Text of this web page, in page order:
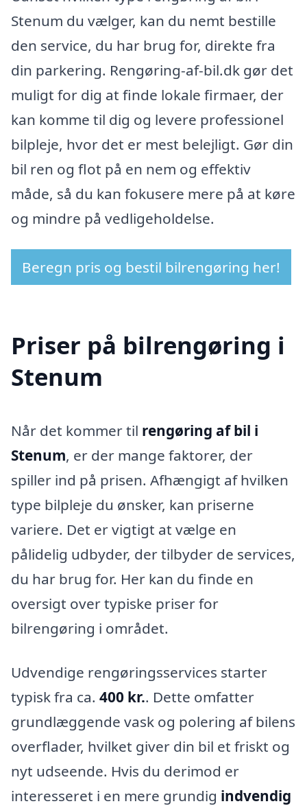
Stenum du vælger, kan du nemt bestille
den service, du har brug for, direkte fra
din parkering. Rengøring-af-bil.dk gør det
muligt for dig at finde lokale firmaer, der
kan komme til dig og levere professionel
bilpleje, hvor det er mest belejligt. Gør din
bil ren og flot på en nem og effektiv
måde, så du kan fokusere mere på at køre
og mindre på vedligeholdelse.
Beregn pris og bestil bilrengøring her!
Priser på bilrengøring i
Stenum
Når det kommer til rengøring af bil i
Stenum, er der mange faktorer, der
spiller ind på prisen. Afhængigt af hvilken
type bilpleje du ønsker, kan priserne
variere. Det er vigtigt at vælge en
pålidelig udbyder, der tilbyder de services,
du har brug for. Her kan du finde en
oversigt over typiske priser for
bilrengøring i området.
Udvendige rengøringsservices starter
typisk fra ca. 400 kr.. Dette omfatter
grundlæggende vask og polering af bilens
overflader, hvilket giver din bil et friskt og
nyt udseende. Hvis du derimod er
interesseret i en mere grundig indvendig